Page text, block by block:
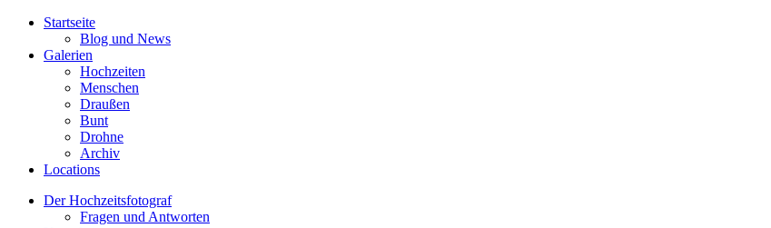
Startseite
Blog und News
Galerien
Hochzeiten
Menschen
Draußen
Bunt
Drohne
Archiv
Locations
Der Hochzeitsfotograf
Fragen und Antworten